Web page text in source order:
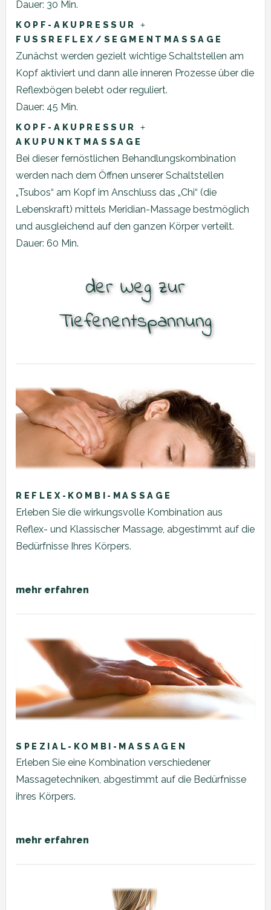
Dauer: 30 Min.
KOPF-AKUPRESSUR +
FUSSREFLEX/SEGMENTMASSAGE
Zunächst werden gezielt wichtige Schaltstellen am
Kopf aktiviert und dann alle inneren Prozesse über die
Reflexbögen belebt oder reguliert.
Dauer: 45 Min.
KOPF-AKUPRESSUR +
AKUPUNKTMASSAGE
Bei dieser fernöstlichen Behandlungskombination
werden nach dem Öffnen unserer Schaltstellen
„Tsubos“ am Kopf im Anschluss das „Chi“ (die
Lebenskraft) mittels Meridian-Massage bestmöglich
und ausgleichend auf den ganzen Körper verteilt.
Dauer: 60 Min.
der Weg zur
Tiefenentspannung
REFLEX-KOMBI-MASSAGE
Erleben Sie die wirkungsvolle Kombination aus
Reflex- und Klassischer Massage, abgestimmt auf die
Bedürfnisse Ihres Körpers.
mehr erfahren
SPEZIAL-KOMBI-MASSAGEN
Erleben Sie eine Kombination verschiedener
Massagetechniken, abgestimmt auf die Bedürfnisse
ihres Körpers.
mehr erfahren